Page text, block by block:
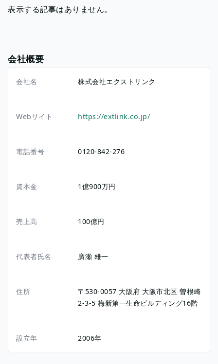
表示する記事はありません。
会社概要
会社名 株式会社エクストリンク
Webサイト https://extlink.co.jp/
電話番号 0120-842-276
資本金 1億900万円
売上高 100億円
代表者氏名 廣瀬 雄一
住所 〒530-0057 大阪府 大阪市北区 曽根崎
2-3-5梅新第一生命ビルディング16階
設立年 2006年